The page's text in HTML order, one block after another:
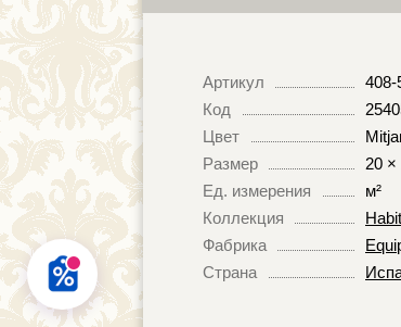
Артикул
408-
Код
Цвет
Размер
20 ×
Ед. измерения
м²
Коллекция
Фабрика
Страна